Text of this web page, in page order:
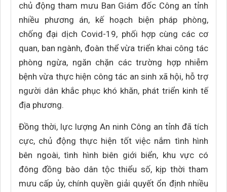
chủ động tham mưu Ban Giám đốc Công an tỉnh
nhiều phương án, kế hoạch biện pháp phòng,
chống đại dịch Covid-19, phối hợp cùng các cơ
quan, ban ngành, đoàn thể vừa triển khai công tác
phòng ngừa, ngăn chặn các trường hợp nhiễm
bệnh vừa thực hiện công tác an sinh xã hội, hỗ trợ
người dân khắc phục khó khăn, phát triển kinh tế
địa phương.
Đồng thời, lực lượng An ninh Công an tỉnh đã tích
cực, chủ động thực hiện tốt việc nắm tình hình
bên ngoài, tình hình biên giới biển, khu vực có
đông đồng bào dân tộc thiểu số, kịp thời tham
mưu cấp ủy, chính quyền giải quyết ổn định nhiều